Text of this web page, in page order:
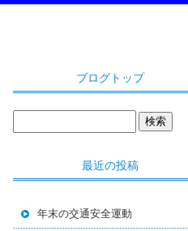
ブログトップ
最近の投稿
年末の交通安全運動